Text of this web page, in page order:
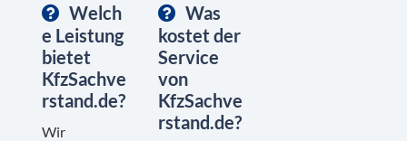
Welch
e Leistung
bietet
KfzSachve
rstand.de?
Wir
Was
kostet der
Service
von
KfzSachve
rstand.de?